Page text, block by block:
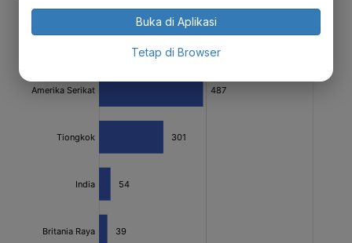
Buka di Aplikasi
Tetap di Browser